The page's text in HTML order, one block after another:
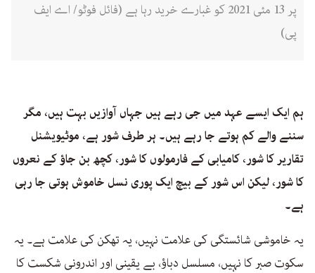
پر 13 مئی 2021 کو غبارے خرید رہا ہے (فائل فوٹو/ اے ایف
پی)
ہم ایک ایسے عہد میں جی رہے ہیں جہاں آوازیں بہت ہیں، مگر
سننے والے کم ہوتے جا رہے ہیں۔ ہر طرف شور ہے، موٹیویشنل
تقاریر کا شور، کامیابی کے فارمولوں کا شور، کچھ بن جاؤ کے نعروں
کا شور، لیکن اس شور کے بیچ ایک پوری نسل خاموش ہوتی جا رہی
ہے۔
یہ خاموشی شائستگی کی علامت نہیں، یہ تھکن کی علامت ہے۔ یہ
سکوت صبر کا نہیں، مسلسل دباؤ، بے یقینی اور اندرونی شکست کا